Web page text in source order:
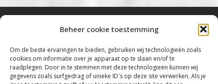
Beheer cookie toestemming
Om de beste ervaringen te bieden, gebruiken wij technologieën zoals
cookies om informatie over je apparaat op te slaan en/of te
raadplegen. Door in te stemmen met deze technologieën kunnen wij
gegevens zoals surfgedrag of unieke ID's op deze site verwerken. Als je
“Voor de mooiste Blues, Rock, Roots &
Americana”